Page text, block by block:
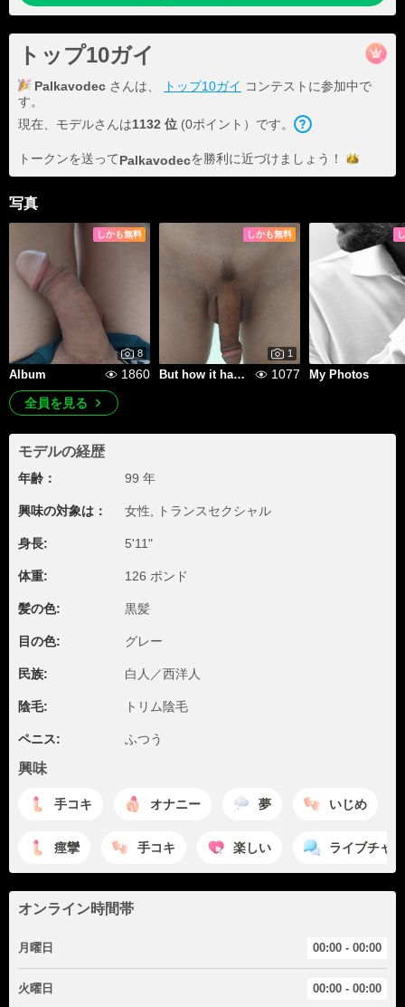
トップ10ガイ
Palkavodec さんは、 トップ10ガイ コンテストに参加中で
す。
現在、モデルさんは1132 位 (0ポイント）です。
トークンを送ってPalkavodecを勝利に近づけま しょう！
写真
しかも無料
8
Album 1860
しかも無料
1
But how it hangs!!! 1077 My Photos
全員を見る
モデルの経歴
年齢： 99 年
興味の対象は： 女性, トランスセクシャル
身長: 5'11"
体重: 126 ポンド
髪の色: 黒髪
目の色: グレー
民族: 白人／西洋人
陰毛: トリム陰毛
ペニス: ふつう
興味
手コキ オナニー 夢 いじめ
痙攣 手コキ 楽しい ライブチャ
オンライン時間帯
月曜日 00:00 - 00:00
火曜日 00:00 - 00:00